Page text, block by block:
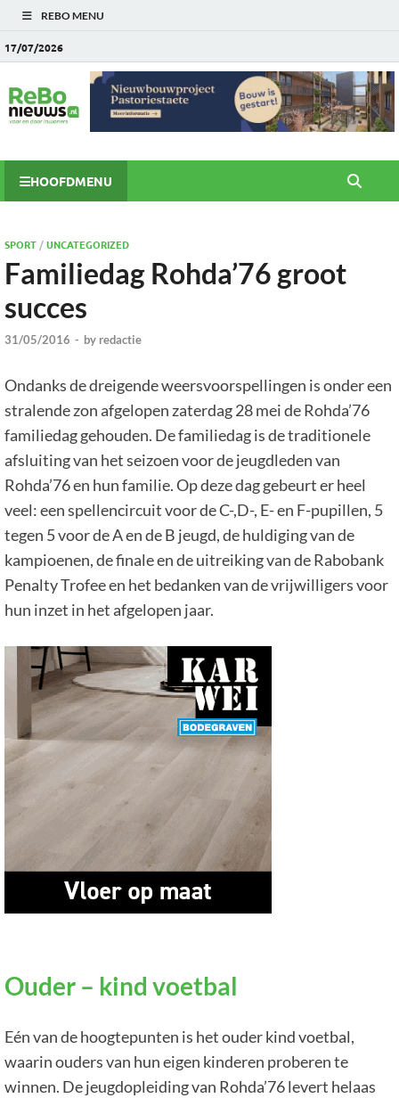
REBO MENU
17/07/2026
HOOFDMENU
SPORT/UNCATEGORIZED
Familiedag Rohda’76 groot
succes
31/05/2016 - by redactie
Ondanks de dreigende weersvoorspellingen is onder een
stralende zon afgelopen zaterdag 28 mei de Rohda’76
familiedag gehouden. De familiedag is de traditionele
afsluiting van het seizoen voor de jeugdleden van
Rohda’76 en hun familie. Op deze dag gebeurt er heel
veel: een spellencircuit voor de C-,D-, E- en F-pupillen, 5
tegen 5 voor de A en de B jeugd, de huldiging van de
kampioenen, de finale en de uitreiking van de Rabobank
Penalty Trofee en het bedanken van de vrijwilligers voor
hun inzet in het afgelopen jaar.
Ouder – kind voetbal
Eén van de hoogtepunten is het ouder kind voetbal,
waarin ouders van hun eigen kinderen proberen te
winnen. De jeugdopleiding van Rohda’76 levert helaas